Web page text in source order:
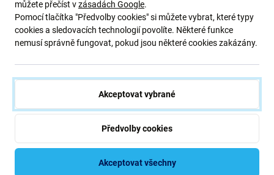
Popis a specifikace Kvalita Doprava a vrácení
Specifikace
Náhradní díl na mobilní telefon
můžete přečíst vzásadách Google.
Pomocí tlačítka "Předvolby cookies" si můžete vybrat, které typy
cookies a sledovacích technologií povolíte. Některé funkce
nemusí správně fungovat, pokud jsou některé cookies zakázány.
Akceptovat vybrané
Předvolby cookies
Akceptovat všechny